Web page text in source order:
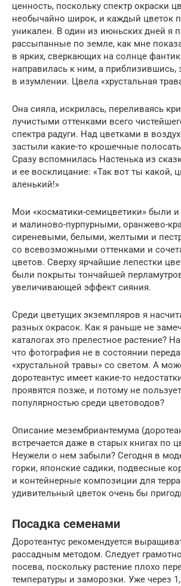
ценность, поскольку спектр окраски
необычайно широк, и каждый цветок
уникален. В один из июньских дней я
рассыпанные по земле, как мне
в ярких, сверкающих на солнце
направилась к ним, а приблизившись,
в изумлении. Цвела «хрустальная
Она сияла, искрилась, переливаясь
лучистыми оттенками всего
спектра радуги. Над цветками в
застыли какие-то крошечные
Сразу вспомнилась Настенька из
и ее восклицание: «Так вот ты какой,
аленький!»
Мои «косматики-семицветики» были
и малиново-пурпурными, оранжево-
сиреневыми, белыми, желтыми и
со всевозможными оттенками и
цветов. Сверху ярчайшие лепестки
были покрыты тончайшей
увеличивающей эффект сияния.
Среди цветущих экземпляров я
разных окрасок. Как я раньше не
каталогах это прелестное растение?
что фотография не в состоянии
«хрустальной травы» со светом. А
доротеантус имеет какие-то
проявятся позже, и потому не
популярностью среди цветоводов?
Описание мезембриантемума
встречается даже в старых книгах по
Неужели о нем забыли? Сегодня в
горки, японские садики, подвесные
и контейнерные композиции для
удивительный цветок очень бы
Посадка семенами
Доротеантус рекомендуется
рассадным методом. Следует
посева, поскольку растение плохо
температуры и заморозки. Уже через